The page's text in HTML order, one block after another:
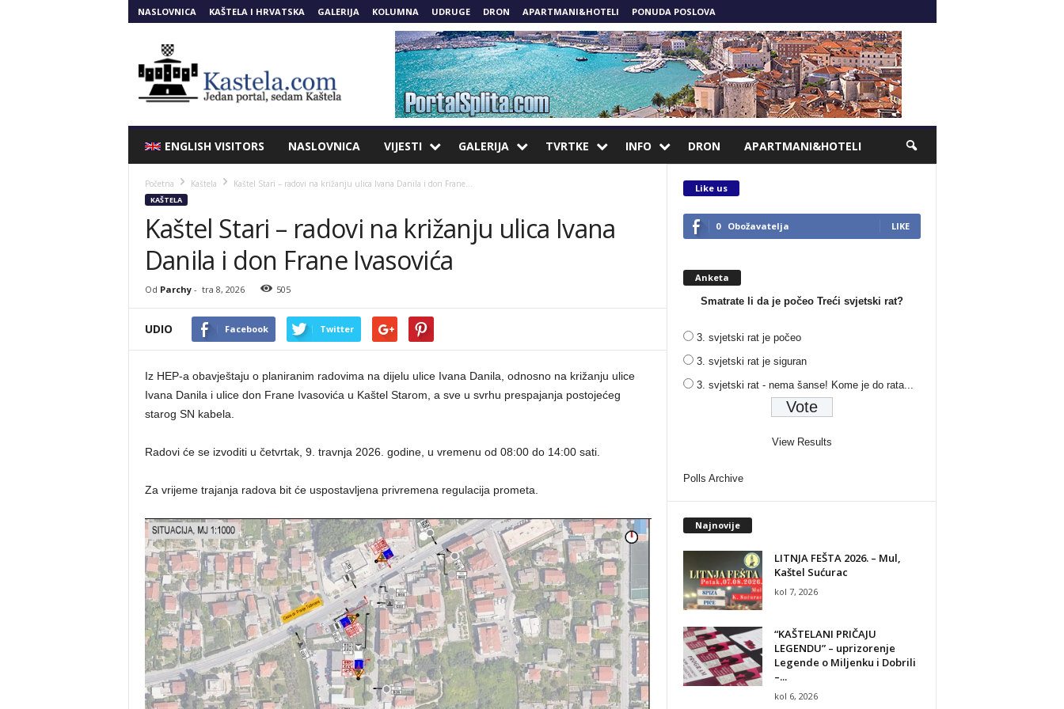
NASLOVNICA KAŠTELA I HRVATSKA GALERIJA KOLUMNA UDRUGE DRON APARTMANI&HOTELI PONUDA POSLOVA
ENGLISH VISITORS NASLOVNICA VIJESTI GALERIJA TVRTKE INFO DRON APARTMANI&HOTELI
Početna Kaštela Kaštel Stari – radovi na križanju ulica Ivana Danila i don Frane...
KAŠTELA
Kaštel Stari – radovi na križanju ulica Ivana
Danila i don Frane Ivasovića
Od Parchy- tra 8, 2026 505
UDIO Facebook Twitter
Iz HEP-a obavještaju o planiranim radovima na dijelu ulice Ivana Danila, odnosno na križanju ulice
Ivana Danila i ulice don Frane Ivasovića u Kaštel Starom, a sve u svrhu prespajanja postojećeg
starog SN kabela.
Radovi će se izvoditi u četvrtak, 9. travnja 2026. godine, u vremenu od 08:00 do 14:00 sati.
Za vrijeme trajanja radova bit će uspostavljena privremena regulacija prometa.
Like us
0 Obožavatelja LIKE
Anketa
Smatrate li da je počeo Treći svjetski rat?
3. svjetski rat je počeo
3. svjetski rat je siguran
3. svjetski rat - nema šanse! Kome je do rata...
View Results
Polls Archive
Najnovije
LITNJA FEŠTA 2026. – Mul,
Kaštel Sućurac
kol 7, 2026
“KAŠTELANI PRIČAJU
LEGENDU” – uprizorenje
Legende o Miljenku i Dobrili
–...
kol 6, 2026